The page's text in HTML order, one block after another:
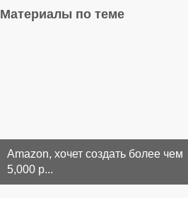
Материалы по теме
Amazon, хочет создать более чем
5,000 р...